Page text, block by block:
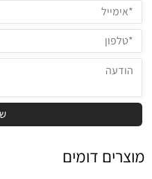
מוצרים דומים